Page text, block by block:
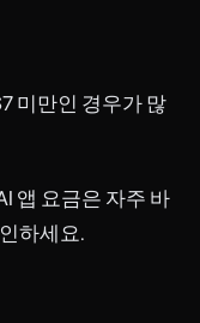
미만인 경우가 많
앱 요금은 자주 바
하세요.